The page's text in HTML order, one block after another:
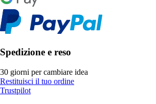
Spedizione e reso
30 giorni per cambiare idea
Restituisci il tuo ordine
Trustpilot